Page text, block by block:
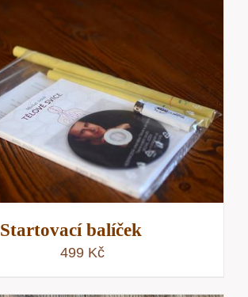
Startovací balíček
499 Kč